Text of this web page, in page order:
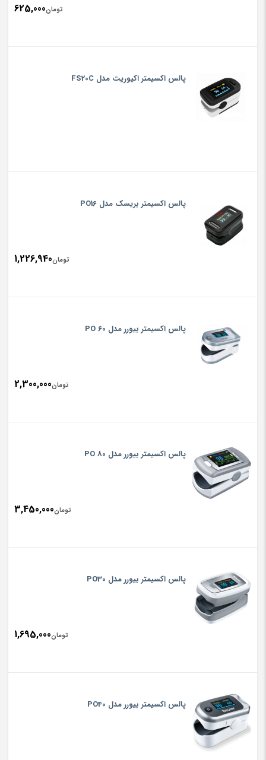
تومان625,000
پالس اکسیمتر اکیوریت مدل FS20C
پالس اکسیمتر بریسک مدل PO16
تومان1,226,940
پالس اکسیمتر بیورر مدل PO 60
تومان2,300,000
پالس اکسیمتر بیورر مدل PO 80
تومان3,450,000
پالس اکسیمتر بیورر مدل PO30
تومان1,695,000
پالس اکسیمتر بیورر مدل PO40